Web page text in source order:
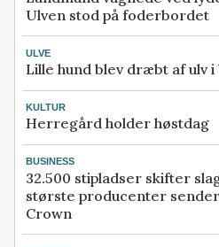
Ulven stod på foderbordet
ULVE
Lille hund blev dræbt af ulv i
KULTUR
Herregård holder høstdag
BUSINESS
32.500 stipladser skifter
største producenter
Crown